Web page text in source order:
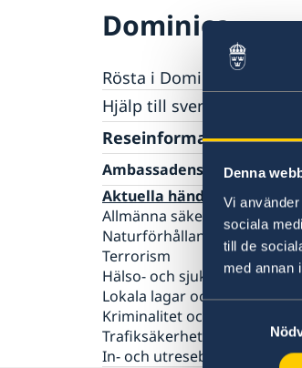
Denna
Vi
sociala
till de
med annan
Dominica
Rösta i Dominica
Hjälp till svenskar i
Rösta i Dominica
Pass utomlands
Förlust av pass
Gifta sig utomlands
Legaliseringar/apostille
Reseinformation
Ambassadens
Aktuella händelser
Allmänna säkerhetsläget
Naturförhållanden och
Terrorism
Hälso- och sjukvård
Lokala lagar och sedvänjor
Kriminalitet och personlig
Trafiksäkerhet
In- och utresebestämmelser